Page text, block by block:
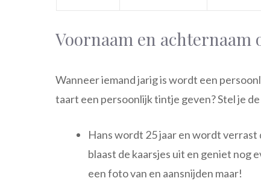
Voornaam en achternaam
Wanneer iemand jarig is wordt een
taart een persoonlijk tintje geven? Stel je
Hans wordt 25 jaar en wordt verrast
blaast de kaarsjes uit en geniet nog
een foto van en aansnijden maar!